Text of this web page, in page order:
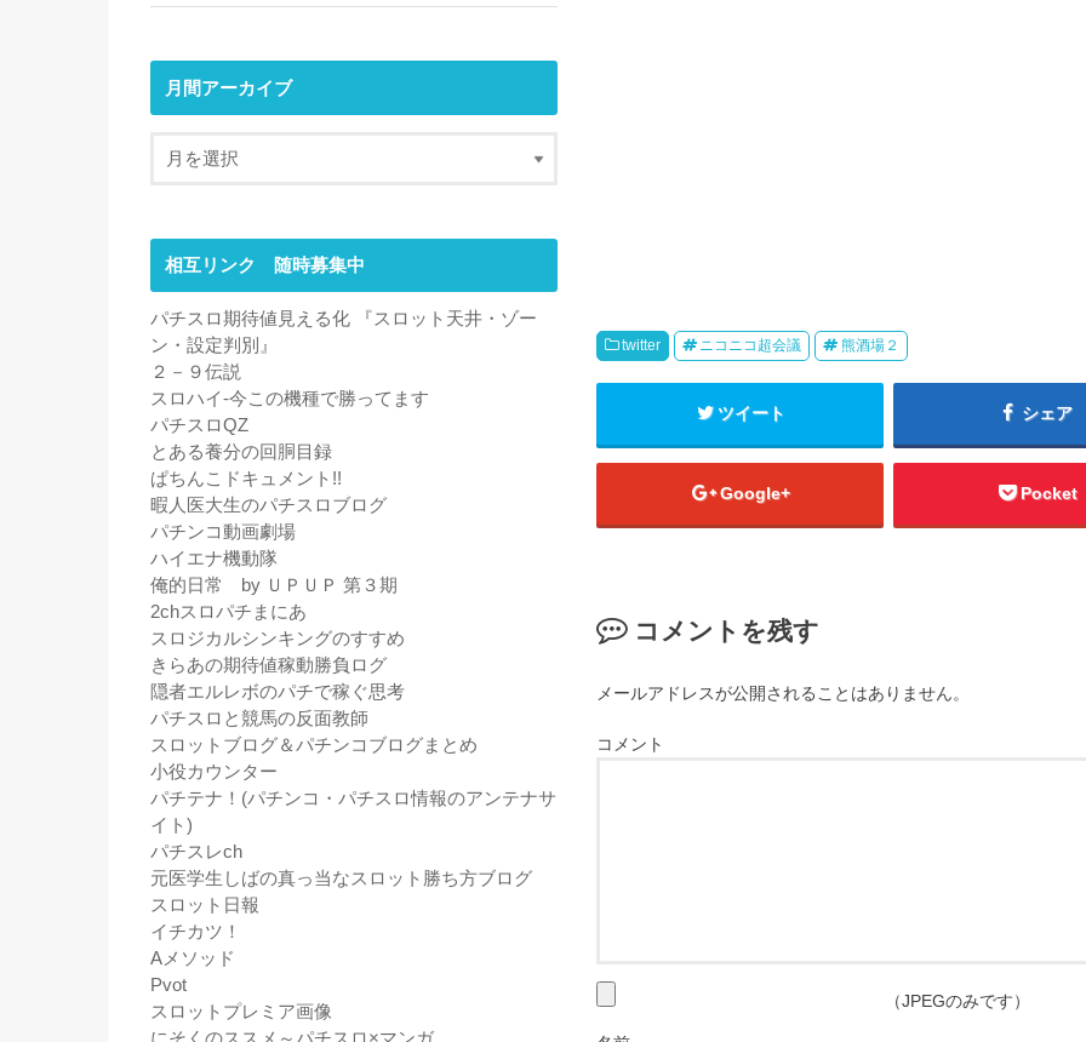
twitter ニコニコ超会議 熊酒場２
ツイート シェア
Google+ Pocket
コメントを残す
メールアドレスが公開されることはありません。
コメント
（JPEGのみです）
月間アーカイブ
相互リンク 随時募集中
パチスロ期待値見える化 『スロット天井・ゾー
ン・設定判別』
２－９伝説
スロハイ-今この機種で勝ってます
パチスロQZ
とある養分の回胴目録
ぱちんこドキュメント!!
暇人医大生のパチスロブログ
パチンコ動画劇場
ハイエナ機動隊
俺的日常 by ＵＰＵＰ 第３期
2chスロパチまにあ
スロジカルシンキングのすすめ
きらあの期待値稼動勝負ログ
隠者エルレボのパチで稼ぐ思考
パチスロと競馬の反面教師
スロットブログ＆パチンコブログまとめ
小役カウンター
パチテナ！(パチンコ・パチスロ情報のアンテナサ
イト)
パチスレch
元医学生しばの真っ当なスロット勝ち方ブログ
スロット日報
イチカツ！
Aメソッド
Pvot
スロットプレミア画像